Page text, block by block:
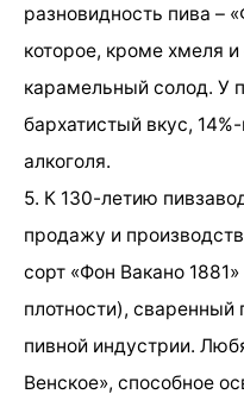
разновидность пива –
которое, кроме хмеля
карамельный солод. У
бархатистый вкус,
алкоголя.
5. К 130-летию
продажу и
сорт «Фон Вакано 1881»
плотности), сваренный
пивной индустрии.
Венское», способное